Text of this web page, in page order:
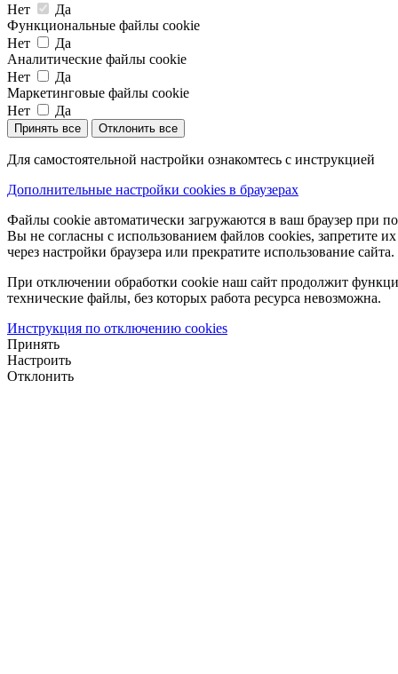
Нет
Да
Функциональные файлы cookie
Нет
Да
Аналитические файлы cookie
Нет
Да
Маркетинговые файлы cookie
Нет
Да
Принять все Отклонить все
Для самостоятельной настройки ознакомтесь с инструкцией
Дополнительные настройки cookies в браузерах
Файлы cookie автоматически загружаются в ваш браузер при
Вы не согласны с использованием файлов cookies, запретите
через настройки браузера или прекратите использование сайта.
При отключении обработки cookie наш сайт продолжит
технические файлы, без которых работа ресурса невозможна.
Инструкция по отключению cookies
Принять
Настроить
Отклонить